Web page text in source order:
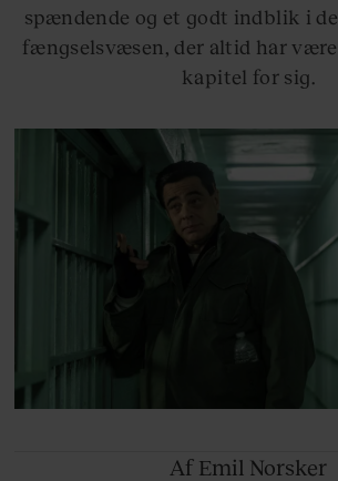
spændende og et godt indblik i
fængselsvæsen, der altid har
kapitel for sig.
Af Emil Norsker